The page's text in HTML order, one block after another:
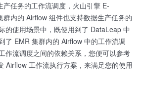
任务的工作流调度，火山引擎 E-
内的 Airflow 组件也支持数据生产任务的
的使用场景中，既使用到了 DataLeap 中
了 EMR 集群内的 Airflow 中的工作流调
作流调度之间的依赖关系，您便可以参考
Airflow 工作流执行方案，来满足您的使用